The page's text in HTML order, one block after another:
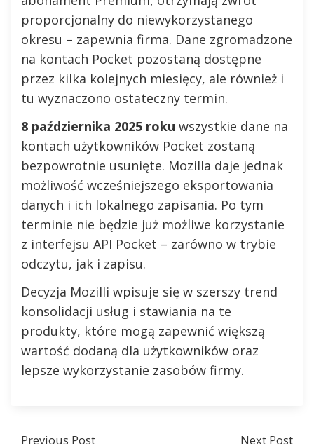
proporcjonalny do niewykorzystanego
okresu – zapewnia firma. Dane zgromadzone
na kontach Pocket pozostaną dostępne
przez kilka kolejnych miesięcy, ale również i
tu wyznaczono ostateczny termin.
8 października 2025 roku wszystkie dane na
kontach użytkowników Pocket zostaną
bezpowrotnie usunięte. Mozilla daje jednak
możliwość wcześniejszego eksportowania
danych i ich lokalnego zapisania. Po tym
terminie nie będzie już możliwe korzystanie
z interfejsu API Pocket – zarówno w trybie
odczytu, jak i zapisu.
Decyzja Mozilli wpisuje się w szerszy trend
konsolidacji usług i stawiania na te
produkty, które mogą zapewnić większą
wartość dodaną dla użytkowników oraz
lepsze wykorzystanie zasobów firmy.
Previous Post Next Post